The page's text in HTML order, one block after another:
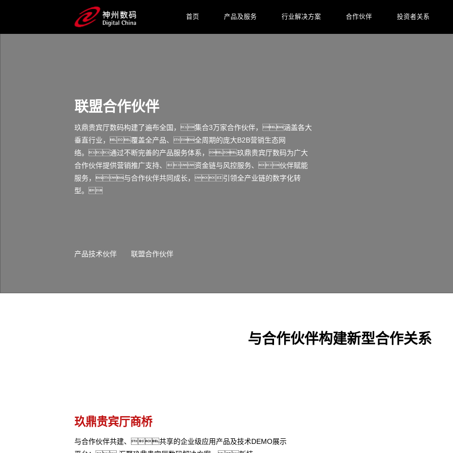
首页 产品及服务 行业解决方案 合作伙伴 投资者关系
联盟合作伙伴
玖鼎贵宾厅数码构建了遍布全国，集合3万家合作伙伴，涵盖各大
垂直行业，覆盖全产品、全周期的庞大B2B营销生态网
络。通过不断完善的产品服务体系，玖鼎贵宾厅数码为广大
合作伙伴提供营销推广支持、资金链与风控服务、伙伴赋能
服务，与合作伙伴共同成长，引领全产业链的数字化转
型。
产品技术伙伴 联盟合作伙伴
与合作伙伴构建新型合作关系
玖鼎贵宾厅商桥
与合作伙伴共建、共享的企业级应用产品及技术DEMO展示